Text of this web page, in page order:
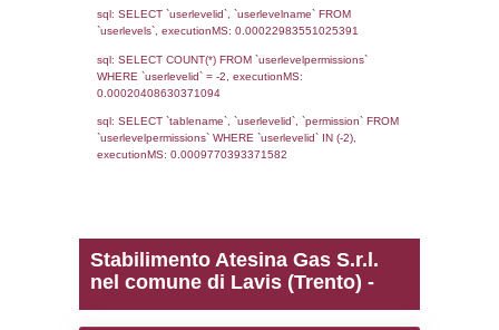
Debug
sql: SELECT COUNT(*) FROM `userlevels`
sql: SELECT `userlevelid`, `userlevelname`
0.00020408630371094
sql: SELECT `tablename`, `userlevelid`,